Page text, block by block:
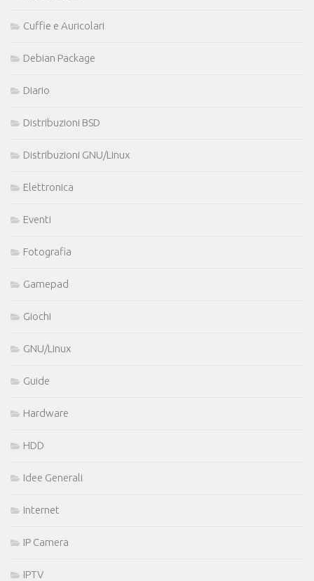
Cuffie e Auricolari
Debian Package
Diario
Distribuzioni BSD
Distribuzioni GNU/Linux
Elettronica
Eventi
Fotografia
Gamepad
Giochi
GNU/Linux
Guide
Hardware
HDD
Idee Generali
Internet
IP Camera
IPTV